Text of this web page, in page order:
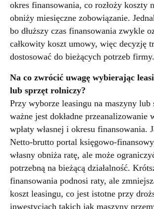
okres finansowania, co rozłoży koszty
obniży miesięczne zobowiązanie.
bo dłuższy czas finansowania zwykle
całkowity koszt umowy, więc decyzję
dostosować do bieżących potrzeb firmy.
Na co zwrócić uwagę wybierając
lub sprzęt rolniczy?
Przy wyborze leasingu na maszyny
ważne jest dokładne przeanalizowanie
wpłaty własnej i okresu finansowania.
Netto-brutto portal księgowo-
własny obniża ratę, ale może
potrzebną na bieżącą działalność.
finansowania podnosi raty, ale
koszt leasingu, co jest istotne przy
inwestycjach takich jak maszyny